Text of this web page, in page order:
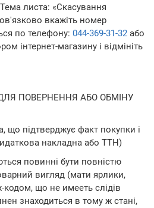
листа: «Скасування
вкажіть номер
по телефону: 044-369-31-32 або
інтернет-магазину і відмініть
ПОВЕРНЕННЯ АБО ОБМІНУ
що підтверджує факт покупки і
накладна або ТТН)
повинні бути повністю
вигляд (мати ярлики,
кодом, що не имееть слідів
знаходиться в тому ж стані,